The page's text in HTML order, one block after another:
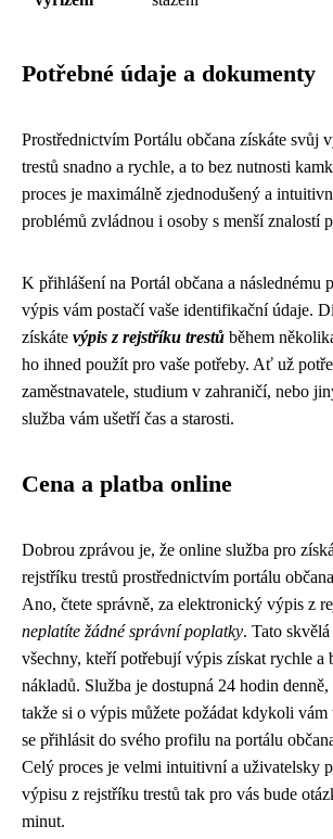
Potřebné údaje a dokumenty
Prostřednictvím Portálu občana získáte svůj
trestů snadno a rychle, a to bez nutnosti
proces je maximálně zjednodušený a
problémů zvládnou i osoby s menší znalostí
K přihlášení na Portál občana a následnému
výpis vám postačí vaše identifikační údaje.
získáte výpis z rejstříku trestů během
ho ihned použít pro vaše potřeby. Ať už
zaměstnavatele, studium v zahraničí, nebo
služba vám ušetří čas a starosti.
Cena a platba online
Dobrou zprávou je, že online služba pro
rejstříku trestů prostřednictvím portálu
Ano, čtete správně, za elektronický výpis z
neplatíte žádné správní poplatky. Tato
všechny, kteří potřebují výpis získat rychle a
nákladů. Služba je dostupná 24 hodin
takže si o výpis můžete požádat kdykoli
se přihlásit do svého profilu na portálu
Celý proces je velmi intuitivní a uživatelsky
výpisu z rejstříku trestů tak pro vás bude
minut.